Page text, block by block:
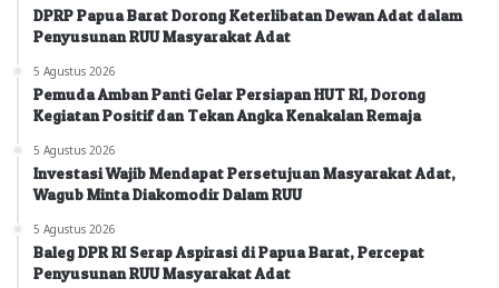
DPRP Papua Barat Dorong Keterlibatan Dewan Adat dalam
Penyusunan RUU Masyarakat Adat
5 Agustus 2026
Pemuda Amban Panti Gelar Persiapan HUT RI, Dorong
Kegiatan Positif dan Tekan Angka Kenakalan Remaja
5 Agustus 2026
Investasi Wajib Mendapat Persetujuan Masyarakat Adat,
Wagub Minta Diakomodir Dalam RUU
5 Agustus 2026
Baleg DPR RI Serap Aspirasi di Papua Barat, Percepat
Penyusunan RUU Masyarakat Adat